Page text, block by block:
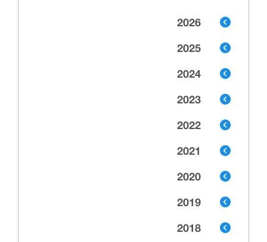
2026
2025
2024
2023
2022
2021
2020
2019
2018